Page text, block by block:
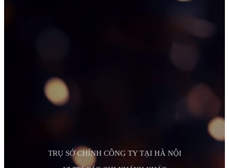
TRỤ SỞ CHÍNH CÔNG TY TẠI HÀ NỘI